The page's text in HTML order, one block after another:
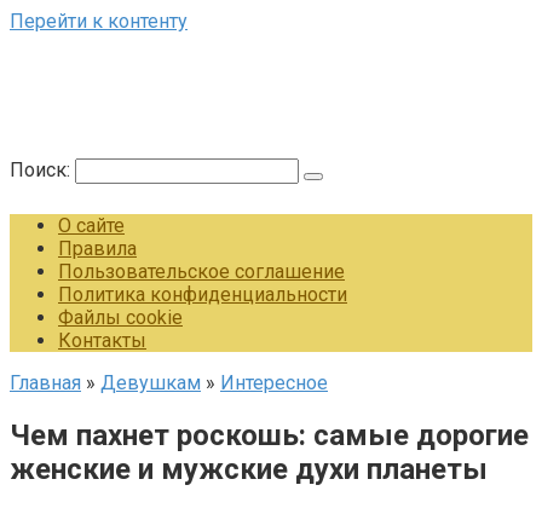
Перейти к контенту
Поиск:
О сайте
Правила
Пользовательское соглашение
Политика конфиденциальности
Файлы cookie
Контакты
Главная » Девушкам » Интересное
Чем пахнет роскошь: самые дорогие
женские и мужские духи планеты